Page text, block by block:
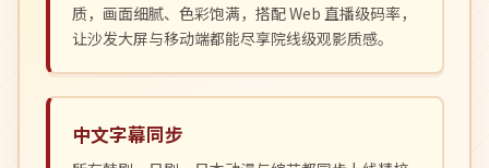
质，画面细腻、色彩饱满，搭配 Web 直播级码率，
让沙发大屏与移动端都能尽享院线级观影质感。
中文字幕同步